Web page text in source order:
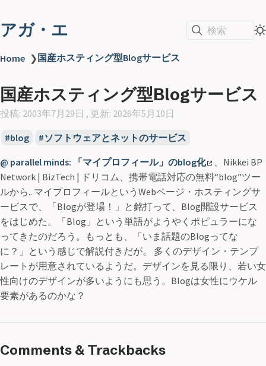
アガ・エ 検索
Home ❯ 国産ホスティング型Blogサービス
国産ホスティング型Blogサービス
投稿: 2003年7月29日 , 更新: 2026年5月10日
blog ソフトウェアとネットのサービス
@ parallel minds: 「マイプロフィール」のblog化
、Nikkei BP
Network | BizTech | ドリコム、携帯電話対応の無料“blog”ツー
ルから.. マイプロフィールというWebページ・ホスティングサ
ービスで、「Blogが登場！」と銘打って、Blog開設サービス
をはじめた。「Blog」という単語がようやくポピュラーにな
ってきたのだろう。もっとも、「いま話題のBlogってな
に？」という感じで解説付きだが。 多くのデザイン・テンプ
レートが用意されているようだ。デザインを見る限り、若い女
性向けのデザインが多いようにも思う。Blogは女性にウケル
要素があるのかな？
Comments & Trackbacks